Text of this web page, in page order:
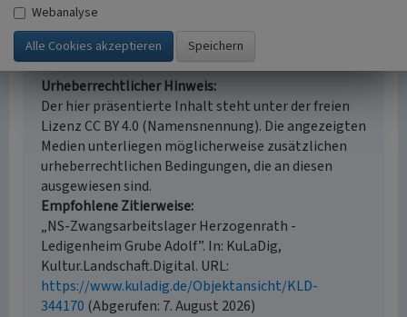
Empfohlene Zitierweise
Urheberrechtlicher Hinweis
Der hier präsentierte Inhalt steht unter der freien
Lizenz CC BY 4.0 (Namensnennung). Die angezeigten
Medien unterliegen möglicherweise zusätzlichen
urheberrechtlichen Bedingungen, die an diesen
ausgewiesen sind.
Empfohlene Zitierweise
„NS-Zwangsarbeitslager Herzogenrath -
Ledigenheim Grube Adolf”. In: KuLaDig,
Kultur.Landschaft.Digital. URL:
https://www.kuladig.de/Objektansicht/KLD-
344170 (Abgerufen: 7. August 2026)
Webanalyse